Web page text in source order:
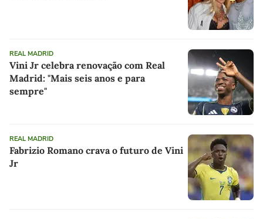
REAL MADRID
Vini Jr celebra renovação com Real
Madrid: "Mais seis anos e para
sempre"
REAL MADRID
Fabrizio Romano crava o futuro de Vini
Jr